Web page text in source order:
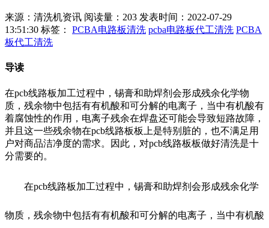
来源：清洗机资讯 阅读量：203 发表时间：2022-07-29
13:51:30 标签： PCBA电路板清洗 pcba电路板代工清洗 PCBA
板代工清洗
导读
在pcb线路板加工过程中，锡膏和助焊剂会形成残余化学物
质，残余物中包括有有机酸和可分解的电离子，当中有机酸有
着腐蚀性的作用，电离子残余在焊盘还可能会导致短路故障，
并且这一些残余物在pcb线路板板上是特别脏的，也不满足用
户对商品洁净度的需求。因此，对pcb线路板板做好清洗是十
分需要的。
在pcb线路板加工过程中，锡膏和助焊剂会形成残余化学
物质，残余物中包括有有机酸和可分解的电离子，当中有机酸